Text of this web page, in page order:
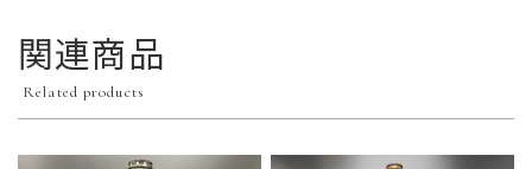
関連商品
Related products